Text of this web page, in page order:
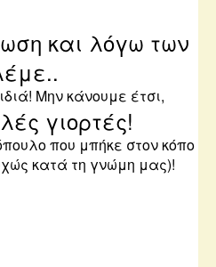
και λόγω των
Μην κάνουμε έτσι,
γιορτές!
που μπήκε στον κόπο
κατά τη γνώμη μας)!